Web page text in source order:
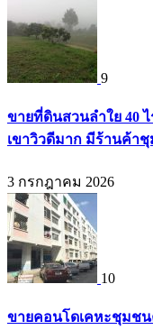
9
ขายที่ดินสวนลำใย 40
เขาวิวดีมาก มีร้านค้าชุ
3 กรกฎาคม 2026
10
ขายคอนโดเคหะชุมชน